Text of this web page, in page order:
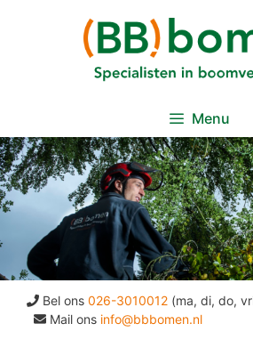
Menu
Bel ons 026-3010012 (ma, di, do,
Mail ons info@bbbomen.nl